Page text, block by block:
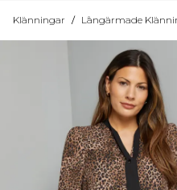
Klänningar / Långärmade